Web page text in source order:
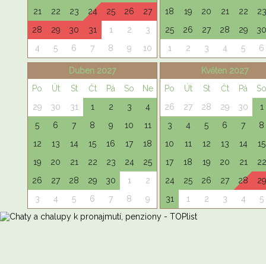
21
22 23 24 25 26
27
28
29 30 31 1 2
3
4
5 6 7 8 9 10
18
19 20 21 22
23
25
26 27 28 29
30
1
2 3 4 5 6
Duben 2027
Po
Út St Čt Pá So
Ne
29
30 31 1 2 3
4
5
6 7 8 9 10
11
12
13 14 15 16 17
18
19
20 21 22 23 24
25
26
27 28 29 30 1
2
3
4 5 6 7 8 9
Květen 2027
Po
Út St Čt Pá
So
26
27 28 29 30
1
3
4 5 6 7
8
10
11 12 13 14
15
17
18 19 20 21
22
24
25 26 27 28
29
31
1 2 3 4 5